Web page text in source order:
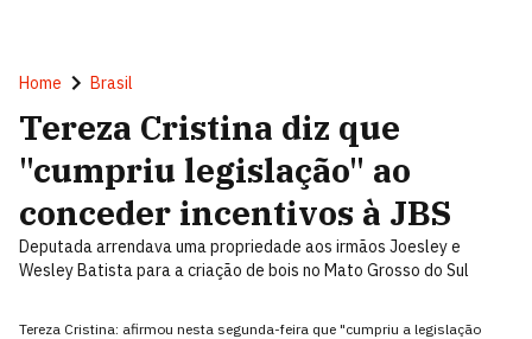
Home Brasil
Tereza Cristina diz que
"cumpriu legislação" ao
conceder incentivos à JBS
Deputada arrendava uma propriedade aos irmãos Joesley e
Wesley Batista para a criação de bois no Mato Grosso do Sul
Tereza Cristina: afirmou nesta segunda-feira que "cumpriu a legislação